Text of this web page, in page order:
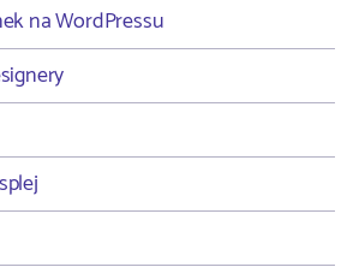
na WordPressu